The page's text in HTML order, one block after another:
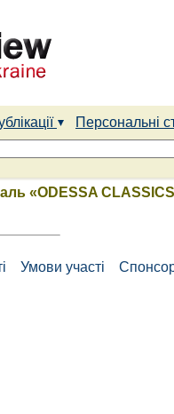
Персональні
«ODESSA
Умови участі